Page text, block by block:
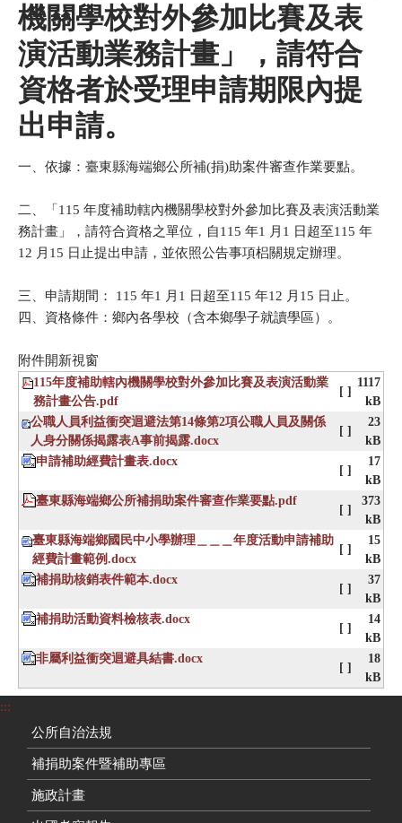
機關學校對外參加比賽及表
演活動業務計畫」，請符合
資格者於受理申請期限內提
出申請。
一、依據：臺東縣海端鄉公所補(捐)助案件審查作業要點。
二、「115 年度補助轄內機關學校對外參加比賽及表演活動業
務計畫」，請符合資格之單位，自115 年1 月1 日超至115 年
12 月15 日止提出申請，並依照公告事項梠關規定辦理。
三、申請期間： 115 年1 月1 日超至115 年12 月15 日止。
四、資格條件：鄉內各學校（含本鄉學子就讀學區）。
附件開新視窗
115年度補助轄內機關學校對外參加比賽及表演活動業
務計畫公告.pdf
[ ]
1117
kB
公職人員利益衝突迴避法第14條第2項公職人員及關係
人身分關係揭露表A事前揭露.docx
[ ]
23
kB
申請補助經費計畫表.docx
[ ]
17
kB
臺東縣海端鄉公所補捐助案件審查作業要點.pdf
[ ]
373
kB
臺東縣海端鄉國民中小學辦理＿＿＿年度活動申請補助
經費計畫範例.docx
[ ]
15
kB
補捐助核銷表件範本.docx
[ ]
37
kB
補捐助活動資料檢核表.docx
[ ]
14
kB
非屬利益衝突迴避具結書.docx
[ ]
18
kB
:::
公所自治法規
補捐助案件暨補助專區
施政計畫